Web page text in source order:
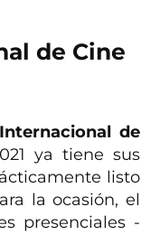
de Cine
de
ya tiene sus
listo
la ocasión, el
presenciales -